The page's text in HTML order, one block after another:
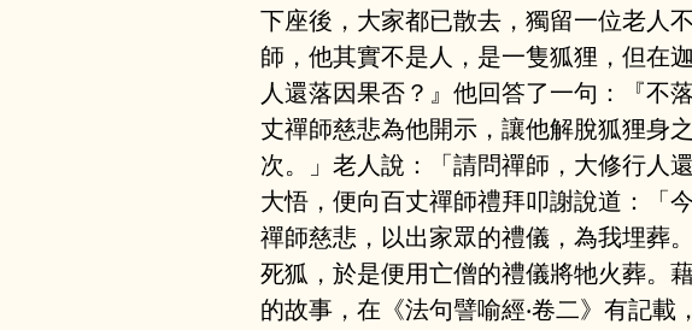
下座後，大家都已散去，獨留一位老人
師，他其實不是人，是一隻狐狸，但在
人還落因果否？』他回答了一句：『不
丈禪師慈悲為他開示，讓他解脫狐狸身
次。」老人說：「請問禪師，大修行人
大悟，便向百丈禪師禮拜叩謝說道：「
禪師慈悲，以出家眾的禮儀，為我埋葬
死狐，於是便用亡僧的禮儀將牠火葬。
的故事，在《法句譬喻經‧卷二》有記